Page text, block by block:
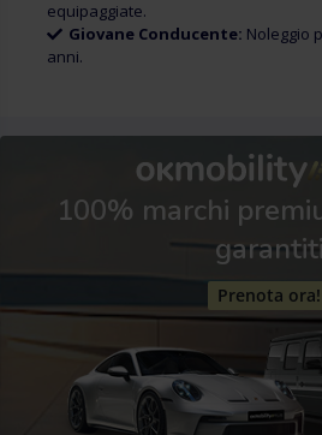
equipaggiate.
Giovane Conducente: Noleggio
anni.
100% marchi
garantiti
Prenota ora!